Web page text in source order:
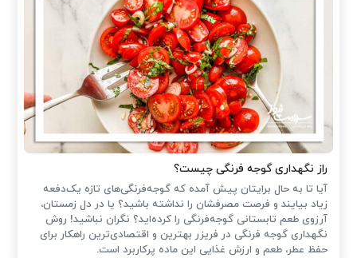
راز نگهداری گوجه فرنگی چیست؟
آیا تا به حال برایتان پیش آمده که گوجه‌فرنگی‌های تازه یک‌دفعه
زیاد بیایند و فرصت مصرفشان را نداشته باشید؟ یا در دل زمستان،
آرزوی طعم تابستانی گوجه‌فرنگی را کرده‌اید؟ نگران نباشید! روش
نگهداری گوجه فرنگی در فریزر بهترین و اقتصادی‌ترین راهکار برای
حفظ عطر، طعم و ارزش غذایی این ماده پرکاربرد است.